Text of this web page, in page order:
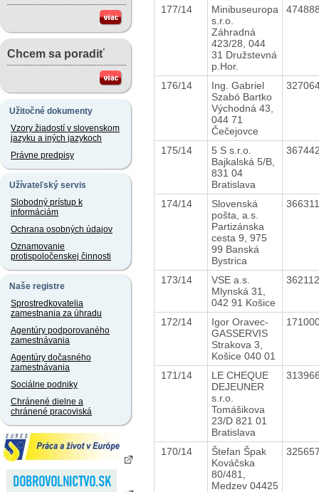
Chcem sa poradiť
Užitočné dokumenty
Vzory žiadostí v slovenskom
jazyku a iných jazykoch
Právne predpisy
Užívateľský servis
Slobodný prístup k
informáciám
Ochrana osobných údajov
Oznamovanie
protispoločenskej činnosti
Naše registre
Sprostredkovatelia
zamestnania za úhradu
Agentúry podporovaného
zamestnávania
Agentúry dočasného
zamestnávania
Sociálne podniky
Chránené dielne a
chránené pracoviská
177/14
Minibuseuropa
s.r.o.
Záhradná
423/28, 044
31 Družstevná
p.Hor.
176/14
Ing. Gabriel
Szabó Bartko
Východná 43,
044 71
Čečejovce
175/14
5 S s.r.o.
Bajkalská 5/B,
831 04
Bratislava
174/14
Slovenská
pošta, a.s.
Partizánska
cesta 9, 975
99 Banská
Bystrica
173/14
VSE a.s.
Mlynská 31,
042 91 Košice
172/14
Igor Oravec-
GASSERVIS
Strakova 3,
Košice 040 01
171/14
LE CHEQUE
DEJEUNER
s.r.o.
Tomášikova
23/D 821 01
Bratislava
170/14
Štefan Špak
Kováčska
80/481,
Medzev 04425